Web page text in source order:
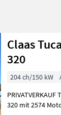
Pays
Afficher
résultats
Claas
320
204 ch/150 kW
PRIVATVERKAUF Tucano
320 mit 2574